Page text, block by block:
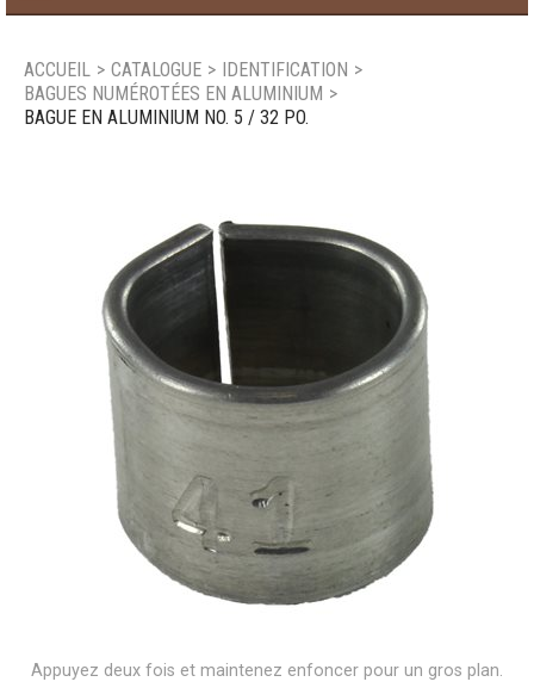
Catalogue de produit
Nouveaux produits
Nous joindre
ACCUEIL > CATALOGUE > IDENTIFICATION >
BAGUES NUMÉROTÉES EN ALUMINIUM >
BAGUE EN ALUMINIUM NO. 5 / 32 PO.
Appuyez deux fois et maintenez enfoncer pour un gros plan.